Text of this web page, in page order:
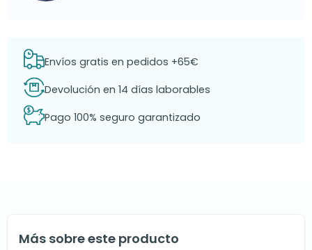
Envíos gratis en pedidos +65€
Devolución en 14 días laborables
Pago 100% seguro garantizado
Más sobre este producto